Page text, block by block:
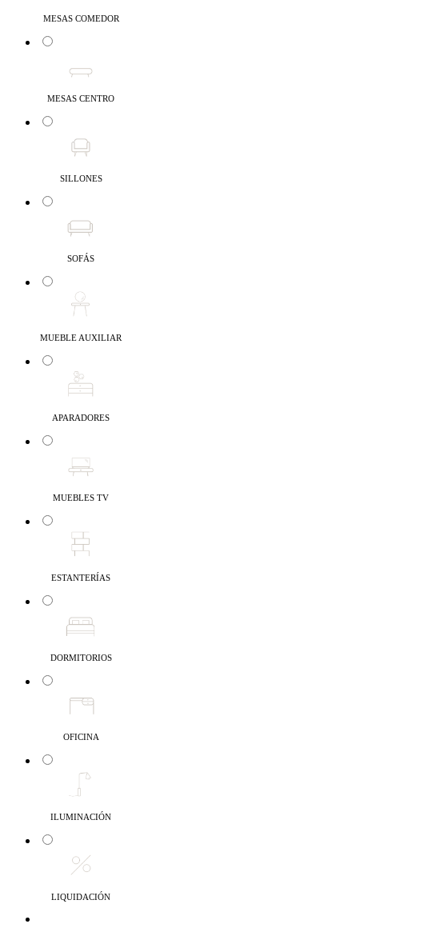
MESAS COMEDOR
MESAS CENTRO
SILLONES
SOFÁS
MUEBLE AUXILIAR
APARADORES
MUEBLES TV
ESTANTERÍAS
DORMITORIOS
OFICINA
ILUMINACIÓN
LIQUIDACIÓN